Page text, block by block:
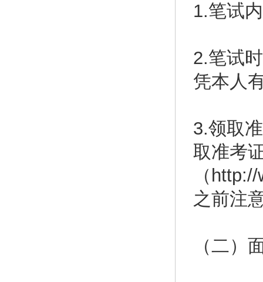
1.笔试
2.笔试
凭本人
3.领取
取准考
（
之前注
（二）